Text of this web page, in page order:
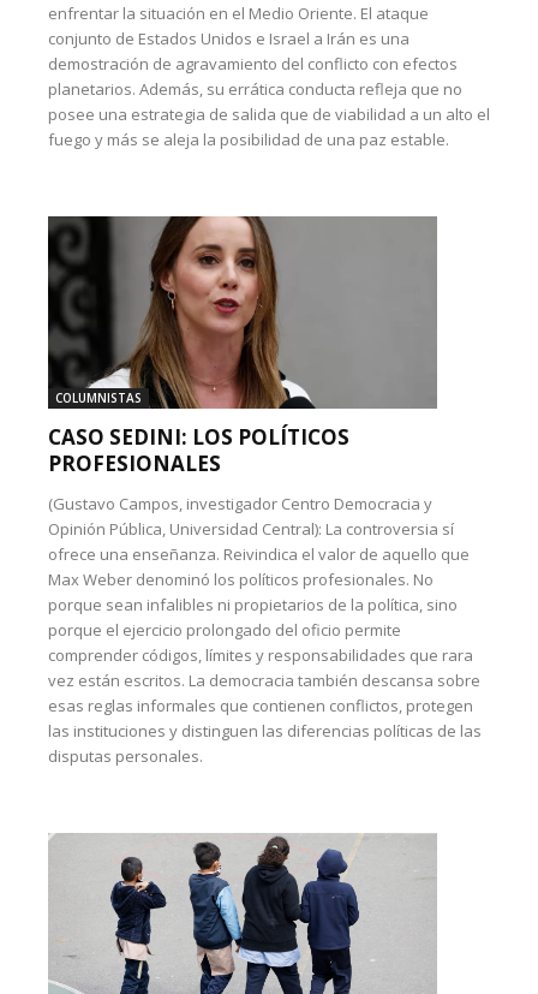
enfrentar la situación en el Medio Oriente. El ataque
conjunto de Estados Unidos e Israel a Irán es una
demostración de agravamiento del conflicto con efectos
planetarios. Además, su errática conducta refleja que no
posee una estrategia de salida que de viabilidad a un alto el
fuego y más se aleja la posibilidad de una paz estable.
COLUMNISTAS
CASO SEDINI: LOS POLÍTICOS
PROFESIONALES
(Gustavo Campos, investigador Centro Democracia y
Opinión Pública, Universidad Central): La controversia sí
ofrece una enseñanza. Reivindica el valor de aquello que
Max Weber denominó los políticos profesionales. No
porque sean infalibles ni propietarios de la política, sino
porque el ejercicio prolongado del oficio permite
comprender códigos, límites y responsabilidades que rara
vez están escritos. La democracia también descansa sobre
esas reglas informales que contienen conflictos, protegen
las instituciones y distinguen las diferencias políticas de las
disputas personales.